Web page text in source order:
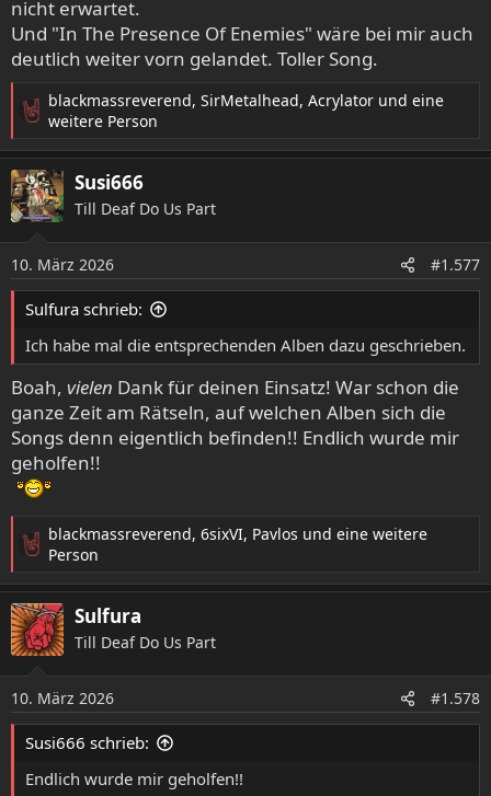
10. A Fortune In Lies 197When Dream and Day Unite
11. Under A Glass Moon 195 Images and Words
12. The Count Of Tuscany 189Black Clouds & Silver
Linings
13. Surrounded 187
15. The Dance Of Eternity 165Metropolis Pt. 2: Scenes
from a Memory
16. Afterlife 164When Dream and Day Unite
18. Six Degrees Of Inner Turbulence 159
Six Degrees Of
Inner Turbulence
19. Beyond This Life 149
20. As I Am 139 Train of Thought
21. Status Seeker 135When Dream and Day Unite
22. Panic Attack 131Octavarium
23. The Ones Who Help To Set The Sun 130When Dream
and Day Unite
24. The Ytse Jam 127
25. Fatal Tragedy 123
26. Octavarium 121Octavarium
27. The Spirit Carries On 120
28. In The Presence Of Enemies 117
29. Peruvian Skies 116
30. Breaking All Illusions 115
nicht erwartet.
Und "In The Presence Of Enemies" wäre bei mir auch
deutlich weiter vorn gelandet. Toller Song.
R
a
k
t
i
o
n
e
n
blackmassreverend, SirMetalhead, Acrylator und eine
weitere Person
Susi666
Till Deaf Do Us Part
10. März 2026 #1.577
Sulfura schrieb:
Ich habe mal die entsprechenden Alben dazu geschrieben.
Boah, vielen Dank für deinen Einsatz! War schon die
ganze Zeit am Rätseln, auf welchen Alben sich die
Songs denn eigentlich befinden!! Endlich wurde mir
geholfen!!
R
a
k
t
i
o
n
e
n
blackmassreverend, 6sixVI, Pavlos und eine weitere
Person
Sulfura
Till Deaf Do Us Part
10. März 2026 #1.578
Susi666 schrieb:
Endlich wurde mir geholfen!!